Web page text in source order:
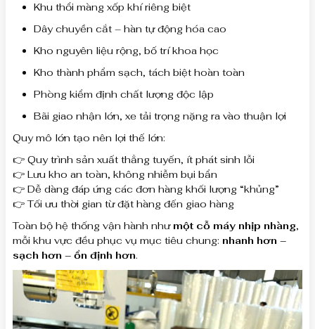
Khu thổi màng xốp khí riêng biệt
Dây chuyền cắt – hàn tự động hóa cao
Kho nguyên liệu rộng, bố trí khoa học
Kho thành phẩm sạch, tách biệt hoàn toàn
Phòng kiểm định chất lượng độc lập
Bãi giao nhận lớn, xe tải trọng nặng ra vào thuận lợi
Quy mô lớn tạo nên lợi thế lớn:
👉 Quy trình sản xuất thẳng tuyến, ít phát sinh lỗi
👉 Lưu kho an toàn, không nhiễm bụi bẩn
👉 Dễ dàng đáp ứng các đơn hàng khối lượng “khủng”
👉 Tối ưu thời gian từ đặt hàng đến giao hàng
Toàn bộ hệ thống vận hành như một cỗ máy nhịp nhàng,
mỗi khu vực đều phục vụ mục tiêu chung: nhanh hơn –
sạch hơn – ổn định hơn.